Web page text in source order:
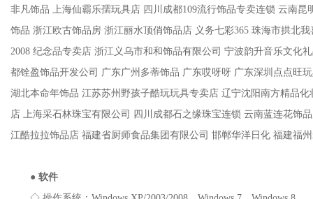
非凡饰品 上海仙霸乐孺玩具店 四川成都109流行饰品专卖连锁 云南昆
饰品 浙江欧古饰品房 浙江丽水顶俏饰品店 义务七彩365 珠海市拱北
2008 纪念品专卖店 浙江义乌市和和饰品有限公司 宁波韵升音乐文化
都铨盈饰品开发公司 广东广州多蒂饰品 广东哎呀呀 广东深圳点点旺
湖北本命年饰品 江苏苏州野孩子酷玩玩具专卖店 辽宁沈阳南方精品
店 上海采石林珠宝有限公司 四川成都石之缘珠宝连锁 云南蓝连花饰
江酷拉拉饰品店 福建省厨师食品集团有限公司 邯郸华洋日化 福建福
● 软件